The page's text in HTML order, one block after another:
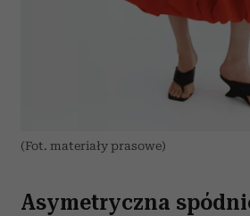
(Fot. materiały prasowe)
Asymetryczna